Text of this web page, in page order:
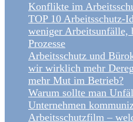
Konflikte im
TOP 10 Arbeitsschutz-
weniger Arbeitsunfälle,
Prozesse
Arbeitsschutz und
wir wirklich mehr
mehr Mut im Betrieb?
Warum sollte man
Unternehmen
Arbeitsschutzfilm –